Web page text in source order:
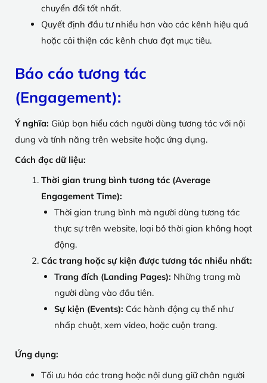
chuyển đổi tốt nhất.
Quyết định đầu tư nhiều hơn vào các kênh hiệu quả
hoặc cải thiện các kênh chưa đạt mục tiêu.
Báo cáo tương tác
(Engagement):
Ý nghĩa: Giúp bạn hiểu cách người dùng tương tác với nội
dung và tính năng trên website hoặc ứng dụng.
Cách đọc dữ liệu:
Thời gian trung bình tương tác (Average
Engagement Time):
Thời gian trung bình mà người dùng tương tác
thực sự trên website, loại bỏ thời gian không hoạt
động.
Các trang hoặc sự kiện được tương tác nhiều nhất:
Trang đích (Landing Pages): Những trang mà
người dùng vào đầu tiên.
Sự kiện (Events): Các hành động cụ thể như
nhấp chuột, xem video, hoặc cuộn trang.
Ứng dụng:
Tối ưu hóa các trang hoặc nội dung giữ chân người